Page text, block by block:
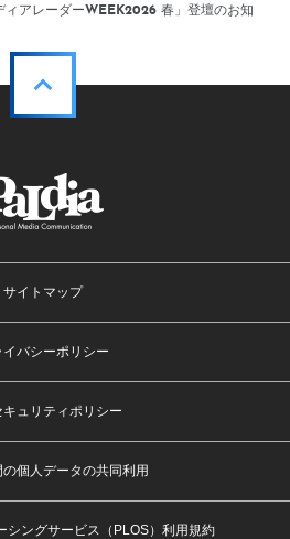
ィアレーダーWEEK2026 春」登壇のお知
サイトマップ
イバシーポリシー
キュリティポリシー
の個人データの共同利用
シングサービス（PLOS）利用規約